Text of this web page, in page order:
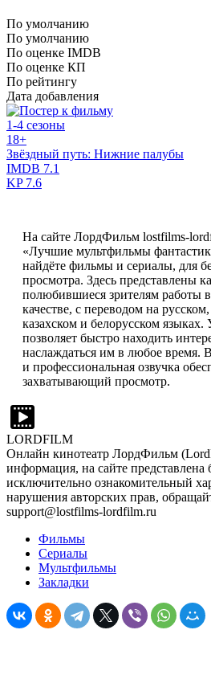
По умолчанию
По умолчанию
По оценке IMDB
По оценке КП
По рейтингу
Дата добавления
1-4 сезоны
18+
Звёздный путь: Нижние палубы
IMDB 7.1
KP7.6
На сайте ЛордФильм lostfilms-
«Лучшие мультфильмы
найдёте фильмы и сериалы, для
просмотра. Здесь представлены
полюбившиеся зрителям работы
качестве, с переводом на
казахском и белорусском
позволяет быстро находить
наслаждаться им в любое время.
и профессиональная озвучка
захватывающий просмотр.
LORDFILM
Онлайн кинотеатр ЛордФильм
информация, на сайте представлена
исключительно ознакомительный
нарушения авторских прав,
support@lostfilms-lordfilm.ru
Фильмы
Сериалы
Мультфильмы
Закладки